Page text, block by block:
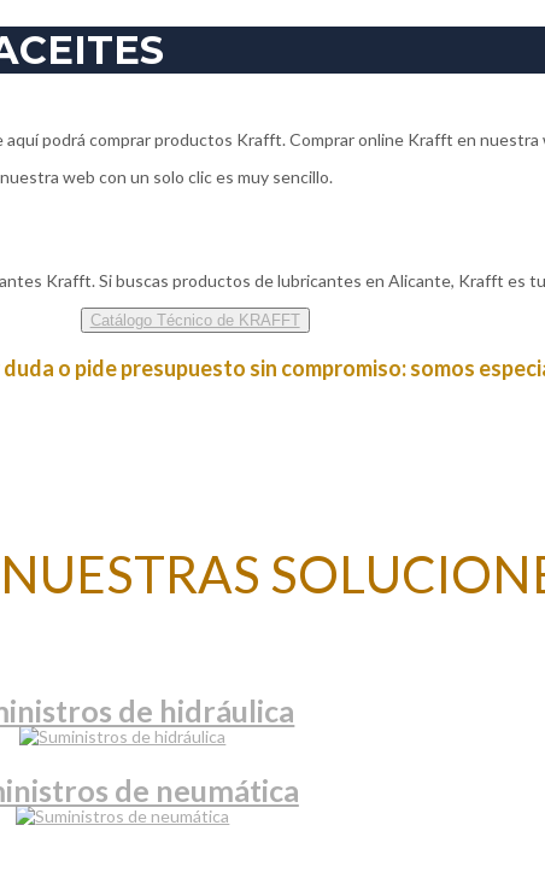
aquí podrá comprar productos Krafft. Comprar online Krafft en nuestra
web con un solo clic es muy sencillo.
Krafft. Si buscas productos de lubricantes en Alicante, Krafft es
Catálogo Técnico de KRAFFT
o pide presupuesto sin compromiso: somos
de hidráulica
de neumática